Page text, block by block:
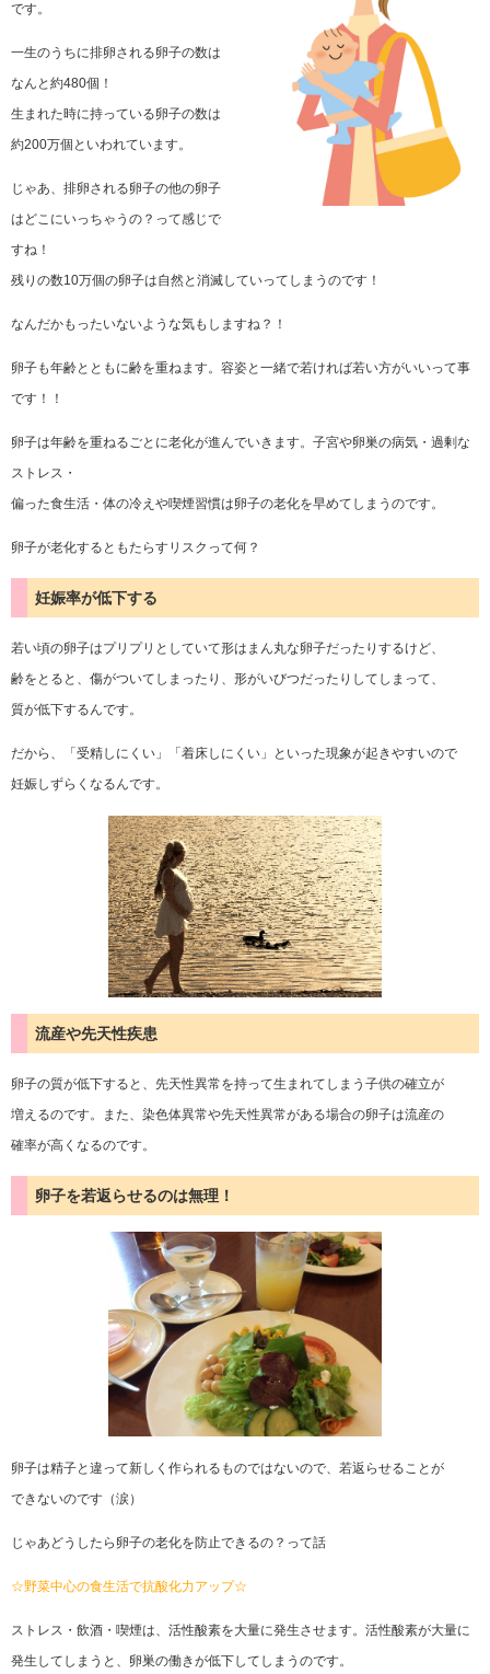
です。
一生のうちに排卵される卵子の数は
なんと約480個！
生まれた時に持っている卵子の数は
約200万個といわれています。
じゃあ、排卵される卵子の他の卵子
はどこにいっちゃうの？って感じで
すね！
残りの数10万個の卵子は自然と消滅していってしまうのです！
なんだかもったいないような気もしますね？！
卵子も年齢とともに齢を重ねます。容姿と一緒で若ければ若い方がいいって事
です！！
卵子は年齢を重ねるごとに老化が進んでいきます。子宮や卵巣の病気・過剰な
ストレス・
偏った食生活・体の冷えや喫煙習慣は卵子の老化を早めてしまうのです。
卵子が老化するともたらすリスクって何？
妊娠率が低下する
若い頃の卵子はプリプリとしていて形はまん丸な卵子だったりするけど、
齢をとると、傷がついてしまったり、形がいびつだったりしてしまって、
質が低下するんです。
だから、「受精しにくい」「着床しにくい」といった現象が起きやすいので
妊娠しずらくなるんです。
流産や先天性疾患
卵子の質が低下すると、先天性異常を持って生まれてしまう子供の確立が
増えるのです。また、染色体異常や先天性異常がある場合の卵子は流産の
確率が高くなるのです。
卵子を若返らせるのは無理！
卵子は精子と違って新しく作られるものではないので、若返らせることが
できないのです（涙）
じゃあどうしたら卵子の老化を防止できるの？って話
☆野菜中心の食生活で抗酸化力アップ☆
ストレス・飲酒・喫煙は、活性酸素を大量に発生させます。活性酸素が大量に
発生してしまうと、卵巣の働きが低下してしまうのです。